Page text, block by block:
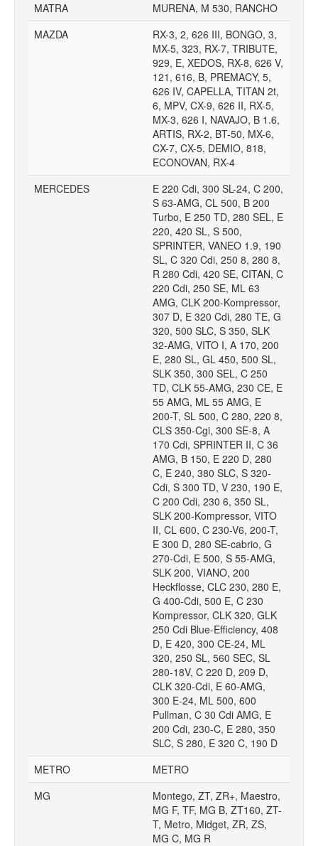
MATRA
MURENA, M 530, RANCHO
MAZDA
RX-3, 2, 626 III, BONGO, 3,
MX-5, 323, RX-7, TRIBUTE,
929, E, XEDOS, RX-8, 626 V,
121, 616, B, PREMACY, 5,
626 IV, CAPELLA, TITAN 2t,
6, MPV, CX-9, 626 II, RX-5,
MX-3, 626 I, NAVAJO, B 1.6,
ARTIS, RX-2, BT-50, MX-6,
CX-7, CX-5, DEMIO, 818,
ECONOVAN, RX-4
MERCEDES
E 220 Cdi, 300 SL-24, C 200,
S 63-AMG, CL 500, B 200
Turbo, E 250 TD, 280 SEL, E
220, 420 SL, S 500,
SPRINTER, VANEO 1.9, 190
SL, C 320 Cdi, 250 8, 280 8,
R 280 Cdi, 420 SE, CITAN, C
220 Cdi, 250 SE, ML 63
AMG, CLK 200-Kompressor,
307 D, E 320 Cdi, 280 TE, G
320, 500 SLC, S 350, SLK
32-AMG, VITO I, A 170, 200
E, 280 SL, GL 450, 500 SL,
SLK 350, 300 SEL, C 250
TD, CLK 55-AMG, 230 CE, E
55 AMG, ML 55 AMG, E
200-T, SL 500, C 280, 220 8,
CLS 350-Cgi, 300 SE-8, A
170 Cdi, SPRINTER II, C 36
AMG, B 150, E 220 D, 280
C, E 240, 380 SLC, S 320-
Cdi, S 300 TD, V 230, 190 E,
C 200 Cdi, 230 6, 350 SL,
SLK 200-Kompressor, VITO
II, CL 600, C 230-V6, 200-T,
E 300 D, 280 SE-cabrio, G
270-Cdi, E 500, S 55-AMG,
SLK 200, VIANO, 200
Heckflosse, CLC 230, 280 E,
G 400-Cdi, 500 E, C 230
Kompressor, CLK 320, GLK
250 Cdi Blue-Efficiency, 408
D, E 420, 300 CE-24, ML
320, 250 SL, 560 SEC, SL
280-18V, C 220 D, 209 D,
CLK 320-Cdi, E 60-AMG,
300 E-24, ML 500, 600
Pullman, C 30 Cdi AMG, E
200 Cdi, 230-C, E 280, 350
SLC, S 280, E 320 C, 190 D
METRO
METRO
MG
Montego, ZT, ZR+, Maestro,
MG F, TF, MG B, ZT160, ZT-
T, Metro, Midget, ZR, ZS,
MG C, MG R